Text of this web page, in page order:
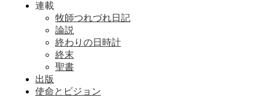
連載
牧師つれづれ日記
論説
終わりの日時計
終末
聖書
出版
使命とビジョン